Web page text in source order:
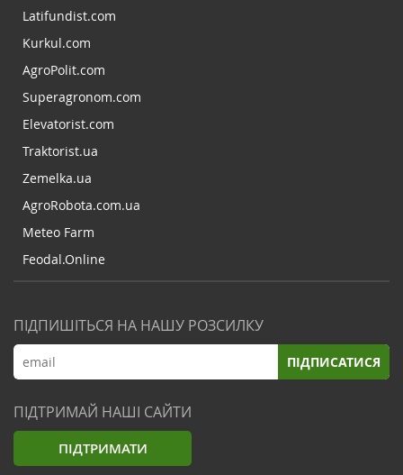
Latifundist.com
Kurkul.com
AgroPolit.com
Superagronom.com
Elevatorist.com
Traktorist.ua
Zemelka.ua
AgroRobota.com.ua
Meteo Farm
Feodal.Online
ПІДПИШІТЬСЯ НА НАШУ РОЗСИЛКУ
ПІДПИСАТИСЯ
ПІДТРИМАЙ НАШІ САЙТИ
ПІДТРИМАТИ